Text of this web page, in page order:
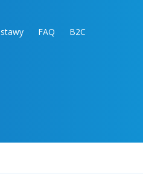
FAQ B2C